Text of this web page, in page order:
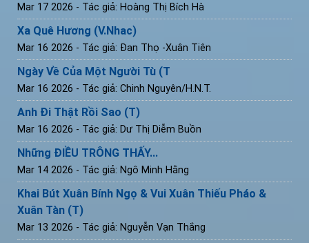
Mar 17 2026 - Tác giả: Hoàng Thị Bích Hà
Xa Quê Hương (V.Nhac)
Mar 16 2026 - Tác giả: Đan Thọ -Xuân Tiên
Ngày Về Của Một Người Tù (T
Mar 16 2026 - Tác giả: Chinh Nguyên/H.N.T.
Anh Đi Thật Rồi Sao (T)
Mar 16 2026 - Tác giả: Dư Thị Diễm Buồn
Những ĐIỀU TRÔNG THẤY...
Mar 14 2026 - Tác giả: Ngô Minh Hằng
Khai Bút Xuân Bính Ngọ & Vui Xuân Thiếu Pháo &
Xuân Tàn (T)
Mar 13 2026 - Tác giả: Nguyễn Vạn Thắng